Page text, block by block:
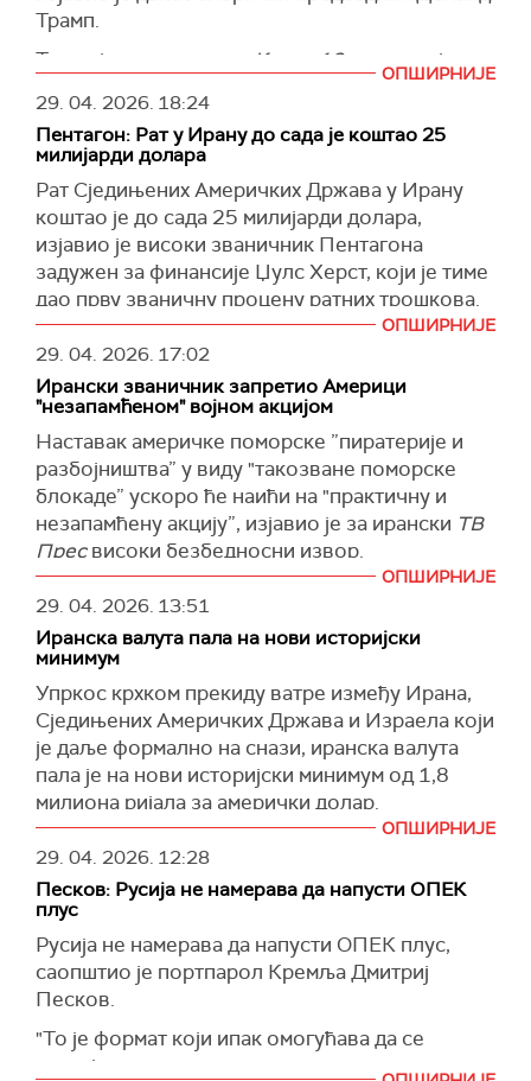
Трамп.
Трамп је за израелски
Канал 12рекао да је
бомбардовања, и да се Иран "гуши", преноси
Тајмс ов Израел.
Амерички председник је рекао да Иран
очајнички жели споразум о укидању блокаде и
истакао да ће иранска енергетска
инфраструктура "ускоро експлодирати", ако
не буде у могућности да извози нафту.
(Тајмс ов Израел)
ОПШИРНИЈЕ
29. 04. 2026. 18:24
Пентагон: Рат у Ирану до сада је коштао 25
милијарди долара
Рат Сједињених Америчких Држава у Ирану
коштао је до сада 25 милијарди долара,
изјавио је високи званичник Пентагона
задужен за финансије Џулс Херст, који је тиме
дао прву званичну процену ратних трошкова.
Херст је конгресменима у Одбору за оружане
снаге Представничког дома рекао да је већина
тог новца била потрошена за муницију.
(Ројтерс)
ОПШИРНИЈЕ
29. 04. 2026. 17:02
Ирански званичник запретио Америци
"незапамћеном" војном акцијом
Наставак америчке поморске ”пиратерије и
разбојништва” у виду "такозване поморске
блокаде” ускоро ће наићи на "практичну и
незапамћену акцију”, изјавио је за ирански ТВ
Пресвисоки безбедносни извор.
Иранске оружане снаге верују да стрпљење
има границу и да је казнени одговор
неопходан уколико Вашингтон настави своју
илегалну поморску блокаду Ормуског теснаца,
рекао је он.
Даље је нагласио да је Иран у недавним
наметнутим ратовима доказао да се САД више
не суочава са пасивним или предвидивим
"Кроз енергичан отпор свог народа и
оружаних снага, као и кроз мудро, храбро и
одлучно вођство лидера Исламске
револуције, ајатолаха Сеједа Моџтабе
Хамнеија, Иран је успео да неутралише и
дискредитује све америчке опције које су на
Званичник је навео да је уздржаност коју су
ОПШИРНИЈЕ
29. 04. 2026. 13:51
Иранска валута пала на нови историјски
минимум
Упркос крхком прекиду ватре између Ирана,
Сједињених Америчких Држава и Израела који
је даље формално на снази, иранска валута
пала је на нови историјски минимум од 1,8
милиона ријала за амерички долар.
Пад валуте уследио је након неколико недеља
релативне стабилности током рата на Блиском
истоку који је почео 28. фебруара нападом
Сједињеним Америчких Држава и Израела на
Иран, када је тржиште било практично
затворено због поремећаја у трговини и
увозу.
Последњих дана ријал је почео нагло да слаби,
што је кулминирало новим историјским
ОПШИРНИЈЕ
29. 04. 2026. 12:28
Песков: Русија не намерава да напусти ОПЕК
плус
Русија не намерава да напусти ОПЕК плус,
саопштио је портпарол Кремља Дмитриј
Песков.
"То је формат који ипак омогућава да се
значајно, да тако кажем, умање оваква